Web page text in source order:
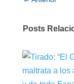
Posts